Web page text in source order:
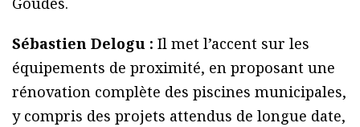
Sébastien Delogu : Il met l’accent sur les
équipements de proximité, en proposant une
rénovation complète des piscines municipales,
y compris des projets attendus de longue date,